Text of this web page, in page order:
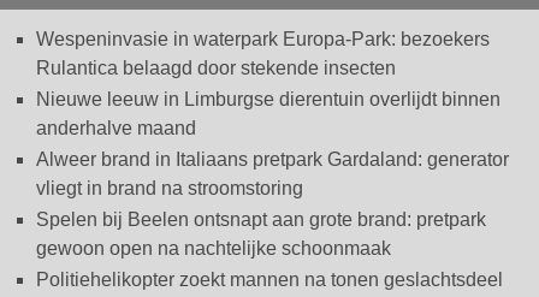
Wespeninvasie in waterpark Europa-Park: bezoekers
Rulantica belaagd door stekende insecten
Nieuwe leeuw in Limburgse dierentuin overlijdt binnen
anderhalve maand
Alweer brand in Italiaans pretpark Gardaland: generator
vliegt in brand na stroomstoring
Spelen bij Beelen ontsnapt aan grote brand: pretpark
gewoon open na nachtelijke schoonmaak
Politiehelikopter zoekt mannen na tonen geslachtsdeel